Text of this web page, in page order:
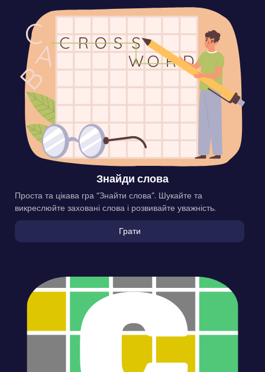
Знайди слова
Проста та цікава гра “Знайти слова”. Шукайте та
викреслюйте заховані слова і розвивайте уважність.
Грати